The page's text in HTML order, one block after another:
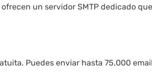
un servidor SMTP dedicado
Puedes enviar hasta 75,000